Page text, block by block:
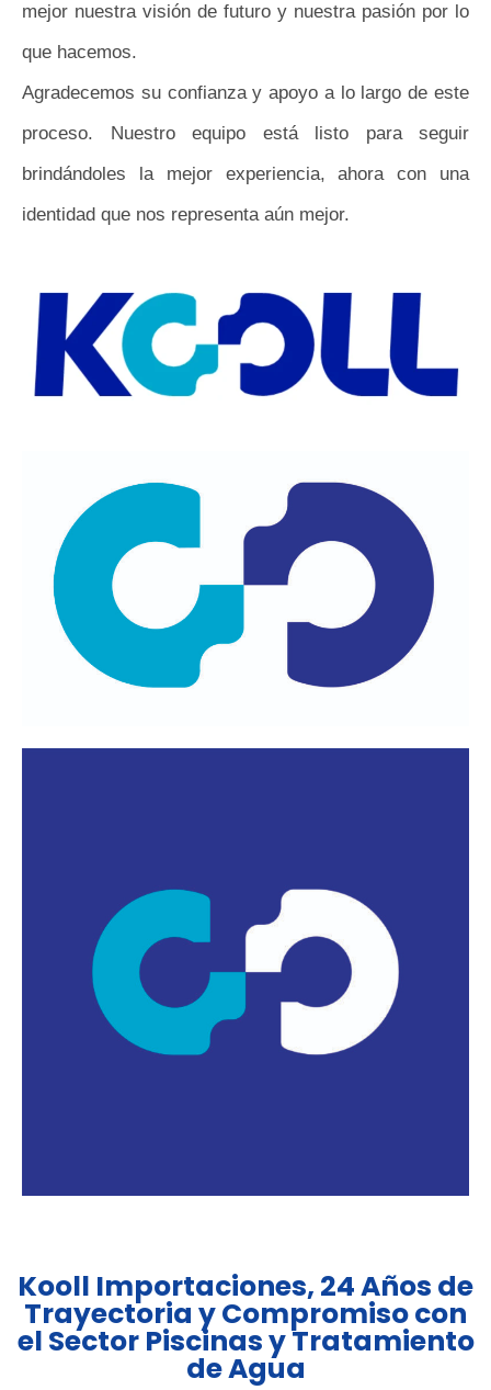
mejor nuestra visión de futuro y nuestra pasión por lo
que hacemos.
Agradecemos su confianza y apoyo a lo largo de este
proceso. Nuestro equipo está listo para seguir
brindándoles la mejor experiencia, ahora con una
identidad que nos representa aún mejor.
Kooll Importaciones, 24 Años de
Trayectoria y Compromiso con
el Sector Piscinas y Tratamiento
de Agua